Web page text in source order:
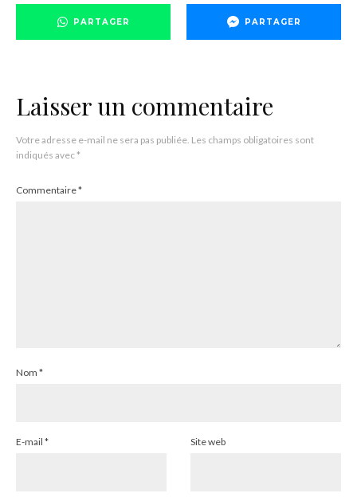
PARTAGER PARTAGER
Laisser un commentaire
Votre adresse e-mail ne sera pas publiée. Les champs obligatoires sont
indiqués avec*
Commentaire*
Nom *
E-mail * Site web